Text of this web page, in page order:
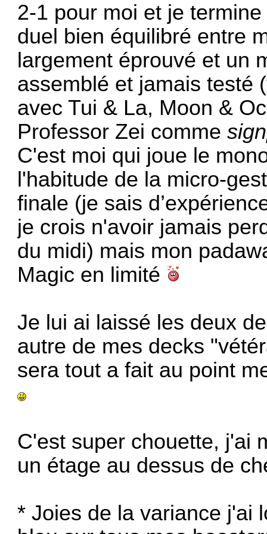
2-1 pour moi et je
duel bien équilibré entre
largement éprouvé et un
assemblé et jamais testé
avecTui & La, Moon &
Professor Zei comme
C'est moi qui joue le
l'habitude de la micro-
finale (je sais
je crois n'avoir jamais
du midi) mais mon
Magic en limité
Je lui ai laissé les deux
autre de mes decks
sera tout a fait au point
C'est super chouette, j'ai
un étage au dessus de
* Joies de la variance j'ai